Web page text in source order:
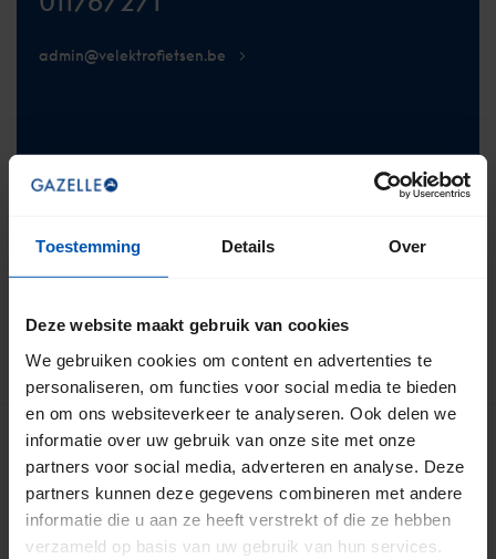
Toestemming Details Over
Deze website maakt gebruik van cookies
We gebruiken cookies om content en advertenties te
personaliseren, om functies voor social media te bieden
en om ons websiteverkeer te analyseren. Ook delen we
informatie over uw gebruik van onze site met onze
partners voor social media, adverteren en analyse. Deze
partners kunnen deze gegevens combineren met andere
informatie die u aan ze heeft verstrekt of die ze hebben
verzameld op basis van uw gebruik van hun services.
admin@velektrofietsen.be
BEZOEK DE WEBSITE
Meld je aan voor onze nieuwsbrief
TERUG NAAR BOVEN